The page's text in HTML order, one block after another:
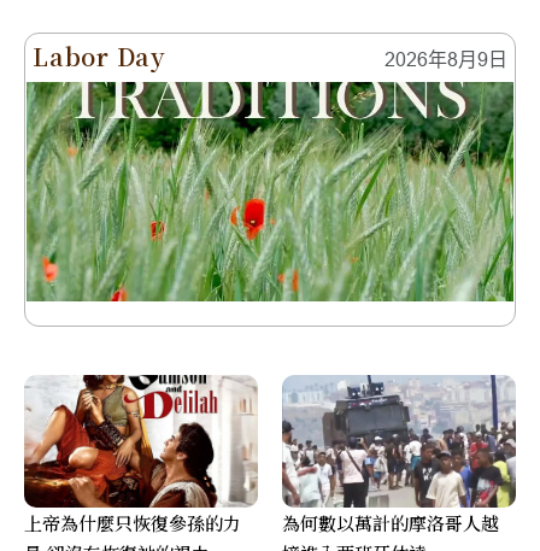
Labor Day 2026年8月9日
上帝為什麼只恢復參孫的力
為何數以萬計的摩洛哥人越